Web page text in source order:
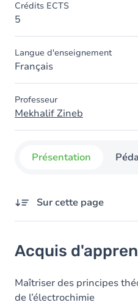
Crédits ECTS
5
Langue d'enseignement
Français
Professeur
Mekhalif Zineb
Présentation
Sur cette page
Objectifs
Contenu
Acquis
Maîtriser des principes
de l’électrochimie